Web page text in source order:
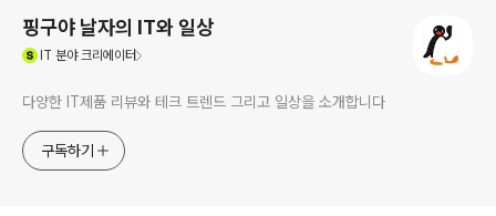
핑구야 날자의 IT와 일상
IT 분야 크리에이터
다양한 IT제품 리뷰와 테크 트렌드 그리고 일상을 소개합니다
구독하기